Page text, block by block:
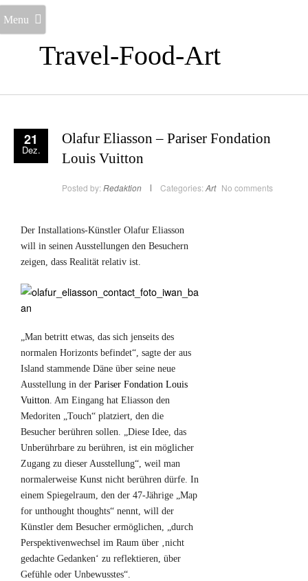
Travel-Food-Art
Menu
21
Dez.
Olafur Eliasson – Pariser Fondation
Louis Vuitton
Posted by: Redaktion Categories: Art No comments
Der Installations-Künstler Olafur Eliasson
will in seinen Ausstellungen den Besuchern
zeigen, dass Realität relativ ist.
„Man betritt etwas, das sich jenseits des
normalen Horizonts befindet“, sagte der aus
Island stammende Däne über seine neue
Ausstellung in der Pariser Fondation Louis
Vuitton . Am Eingang hat Eliasson den
Medoriten „Touch“ platziert, den die
Besucher berühren sollen. „Diese Idee, das
Unberührbare zu berühren, ist ein möglicher
Zugang zu dieser Ausstellung“, weil man
normalerweise Kunst nicht berühren dürfe. In
einem Spiegelraum, den der 47-Jährige „Map
for unthought thoughts“ nennt, will der
Künstler dem Besucher ermöglichen, „durch
Perspektivenwechsel im Raum über ‚nicht
gedachte Gedanken‘ zu reflektieren, über
Gefühle oder Unbewusstes“.